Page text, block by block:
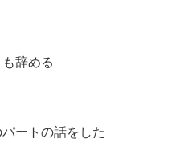
辞める
ートの話をした